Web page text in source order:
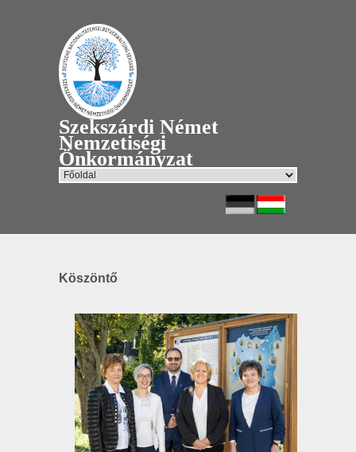
Szekszárdi Német
Nemzetiségi
Önkormányzat
Köszöntő